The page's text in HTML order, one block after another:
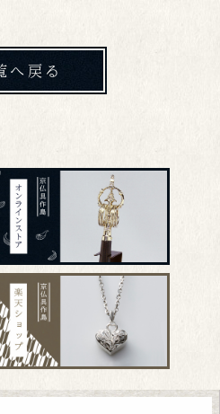
へ戻る